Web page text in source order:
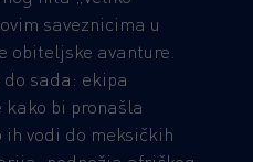
saveznicima u
obiteljske avanture.
sada: ekipa
kako bi pronašla
vodi do meksičkih